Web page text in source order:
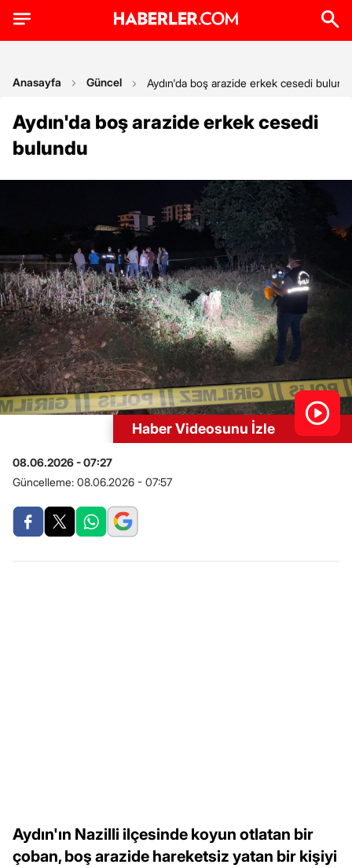
Anasayfa Güncel Aydın'da boş arazide erkek cesedi
Aydın'da boş arazide erkek cesedi
bulundu
Haber Videosunu İzle
08.06.2026 - 07:27
Güncelleme: 08.06.2026 - 07:57
Aydın'ın Nazilli ilçesinde koyun otlatan bir
çoban, boş arazide hareketsiz yatan bir kişiyi